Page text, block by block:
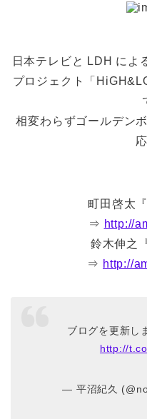
日本テレビと LDH によ
プロジェクト「
相変わらずゴールデン
町田啓太
⇒ http://
鈴木伸之
⇒ http://
ブログを更新し
http://
— 平沼紀久